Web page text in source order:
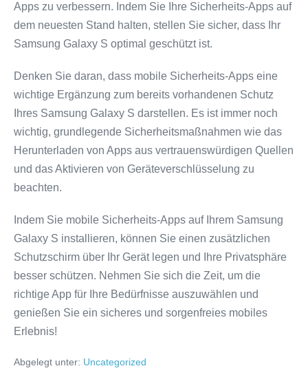
Apps zu verbessern. Indem Sie Ihre Sicherheits-Apps auf
dem neuesten Stand halten, stellen Sie sicher, dass Ihr
Samsung Galaxy S optimal geschützt ist.
Denken Sie daran, dass mobile Sicherheits-Apps eine
wichtige Ergänzung zum bereits vorhandenen Schutz
Ihres Samsung Galaxy S darstellen. Es ist immer noch
wichtig, grundlegende Sicherheitsmaßnahmen wie das
Herunterladen von Apps aus vertrauenswürdigen Quellen
und das Aktivieren von Geräteverschlüsselung zu
beachten.
Indem Sie mobile Sicherheits-Apps auf Ihrem Samsung
Galaxy S installieren, können Sie einen zusätzlichen
Schutzschirm über Ihr Gerät legen und Ihre Privatsphäre
besser schützen. Nehmen Sie sich die Zeit, um die
richtige App für Ihre Bedürfnisse auszuwählen und
genießen Sie ein sicheres und sorgenfreies mobiles
Erlebnis!
Abgelegt unter: Uncategorized